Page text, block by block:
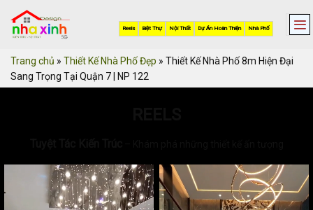
content
Trang chủ » Thiết Kế Nhà Phố Đẹp » Thiết Kế Nhà Phố 8m Hiện Đại
Sang Trọng Tại Quận 7 | NP 122
Nhà Phố
Dự Án Hoàn Thiện
Nội Thất
Biệt Thự
Reels